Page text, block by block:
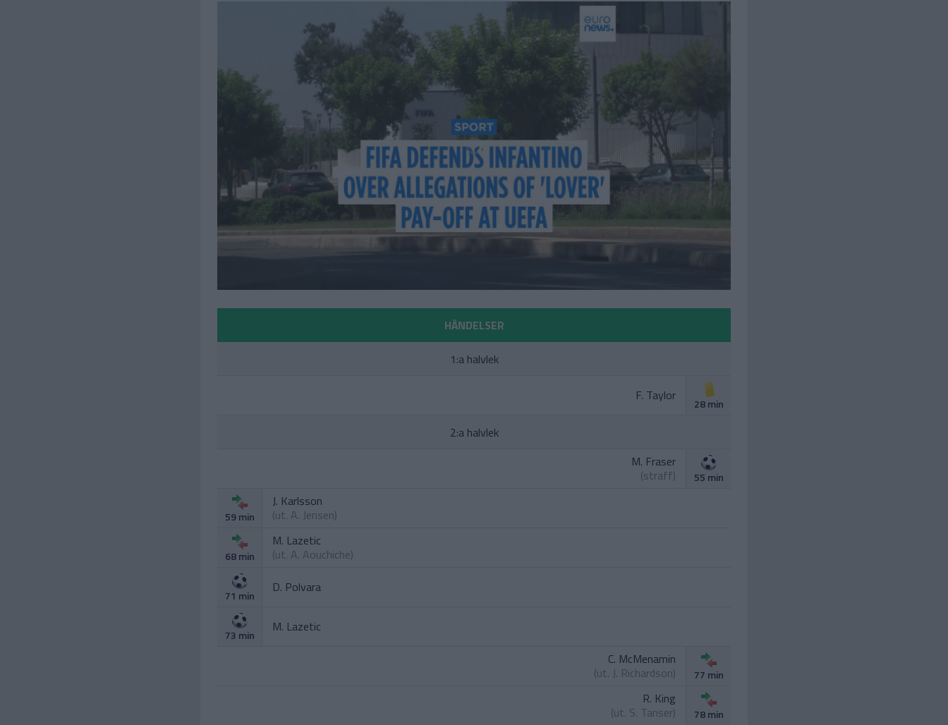
HÄNDELSER
1:a halvlek
F. Taylor
28 min
2:a halvlek
M. Fraser
(straff)
55 min
59 min
J. Karlsson
(ut. A. Jensen)
68 min
M. Lazetic
(ut. A. Aouchiche)
71 min
D. Polvara
73 min
M. Lazetic
C. McMenamin
(ut. J. Richardson) 77 min
R. King
(ut. S. Tanser) 78 min